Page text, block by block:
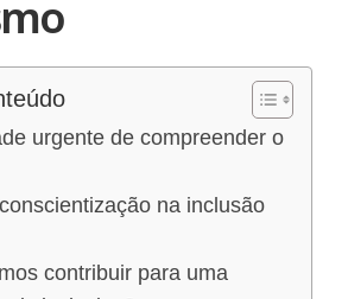
urgente de compreender o
na inclusão
contribuir para uma